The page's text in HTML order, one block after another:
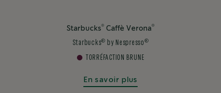
Starbucks® Caffè Verona®
Starbucks® by Nespresso ®
TORRÉFACTION BRUNE
En savoir plus